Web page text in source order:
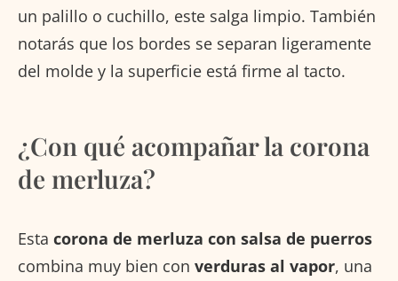
un palillo o cuchillo, este salga limpio. También
notarás que los bordes se separan ligeramente
del molde y la superficie está firme al tacto.
¿Con qué acompañar la corona
de merluza?
Esta corona de merluza con salsa de puerros
combina muy bien con verduras al vapor, una